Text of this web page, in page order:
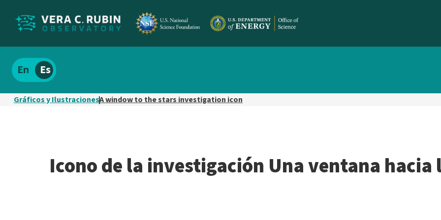
Localizar
el
contenido
Español
Gráficos y IlustracionesA window to the stars investigation icon
Icono de la investigación Una ventana hacia